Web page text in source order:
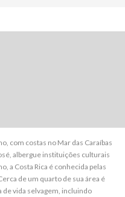
com costas no Mar das Caraíbas
albergue instituições culturais
a Costa Rica é conhecida pelas
de um quarto de sua área é
vida selvagem, incluindo